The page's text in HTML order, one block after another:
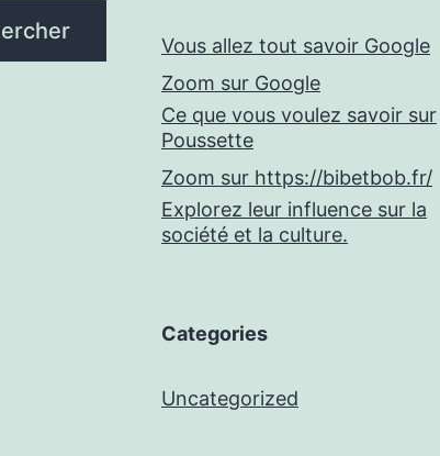
Vous allez tout savoir Google
Zoom sur Google
Ce que vous voulez savoir sur
Poussette
Zoom sur https://bibetbob.fr/
Explorez leur influence sur la
société et la culture.
Categories
Uncategorized